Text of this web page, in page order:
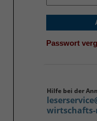
Passwort
Hilfe bei der